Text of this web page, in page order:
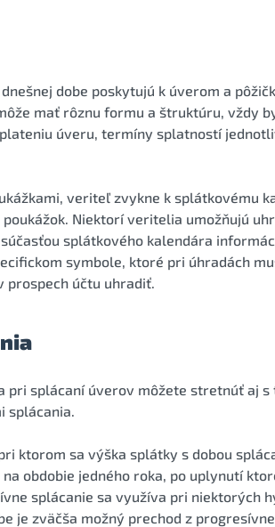
dobe poskytujú k úverom a
mať rôznu formu a štruktúru, vždy
úveru, termíny splatností
veriteľ zvykne k splátkovému
Niektorí veritelia umožňujú
splátkového kalendára
symbole, ktoré pri úhradách
prospech účtu uhradiť.
pri splácaní úverov môžete stretnúť aj s
splácania.
ktorom sa výška splátky s dobou
obdobie jedného roka, po uplynutí
splácanie sa využíva pri niektorých
je zväčša možný prechod z